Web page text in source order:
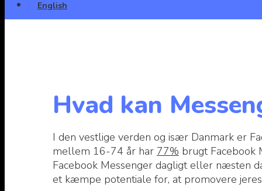
Hvad kan
I den vestlige verden og især Danmark er
mellem 16-74 år har 77% brugt Facebook
Facebook Messenger dagligt eller næsten
et kæmpe potentiale for, at promovere